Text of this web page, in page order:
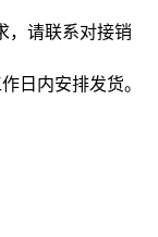
，请联系对接销
日内安排发货。